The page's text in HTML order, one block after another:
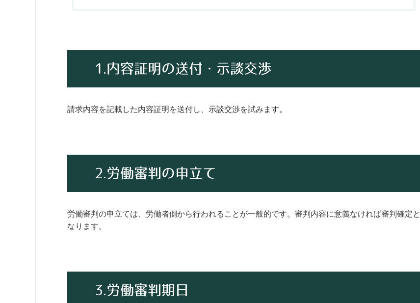
1.内容証明の送付・示談交渉
請求内容を記載した内容証明を送付し、示談交渉を試みます。
2.労働審判の申立て
労働審判の申立ては、労働者側から行われることが一般的です。審判内容に意義なければ審判確定と
なります。
3.労働審判期日